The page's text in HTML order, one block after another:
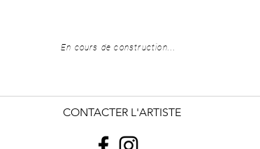
En cours de construction...
CONTACTER L'ARTISTE